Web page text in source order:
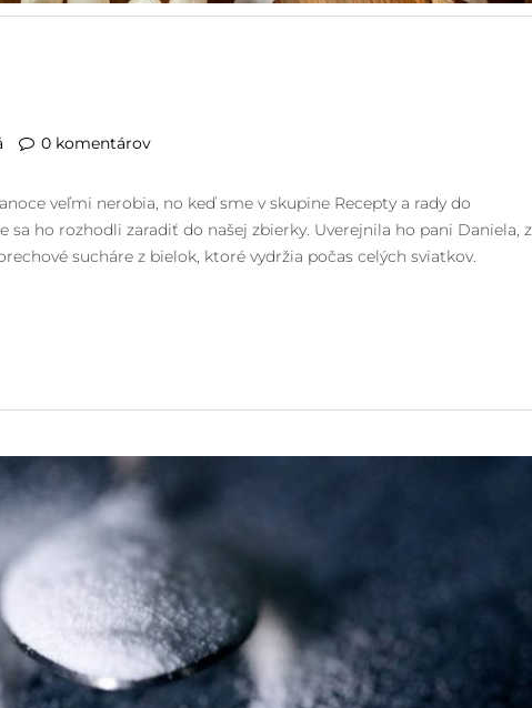
0 komentárov
veľmi nerobia, no keď sme v skupine Recepty a rady do
ho rozhodli zaradiť do našej zbierky. Uverejnila ho pani Daniela,
sucháre z bielok, ktoré vydržia počas celých sviatkov.